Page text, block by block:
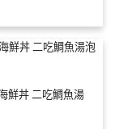
鮮丼 二吃鯛魚湯